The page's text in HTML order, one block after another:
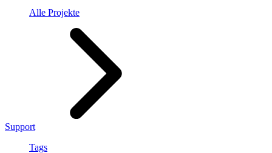
Alle Projekte
Support
Tags